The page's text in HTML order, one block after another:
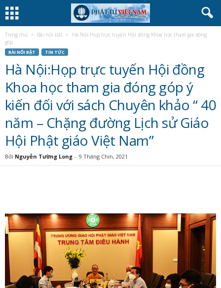
Trang chủ Bài nổi bật
Hà Nội:Họp trực tuyến Hội đồng Khoa học tham gia đóng
góp...
BÀI NỔI BẬT TIN TỨC
Hà Nội:Họp trực tuyến Hội đồng
Khoa học tham gia đóng góp ý
kiến đối với sách Chuyên khảo “ 40
năm – Chặng đường Lịch sử Giáo
Hội Phật giáo Việt Nam”
Bởi Nguyễn Tường Long - 9 Tháng Chín, 2021